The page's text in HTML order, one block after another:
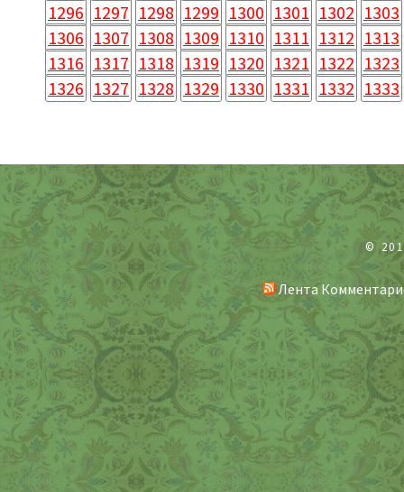
1296 1297 1298 1299 1300 1301 1302 1303
1306 1307 1308 1309 1310 1311 1312 1313
1316 1317 1318 1319 1320 1321 1322 1323
1326 1327 1328 1329 1330 1331 1332 1333
©
Лента